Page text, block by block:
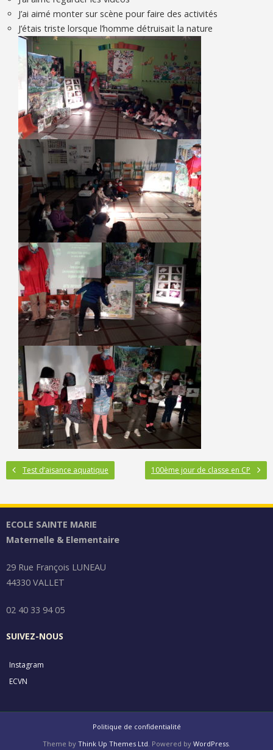
J’ai aimé monter sur scène pour faire des activités
J’étais triste lorsque l’homme détruisait la nature
Test d’aisance aquatique 100ème jour de classe en CP
ECOLE SAINTE MARIE
Maternelle & Elementaire
29 Rue François LUNEAU
44330 VALLET
02 40 33 94 05
SUIVEZ-NOUS
Instagram
ECVN
Politique de confidentialité
Theme by Think Up Themes Ltd. Powered by WordPress.